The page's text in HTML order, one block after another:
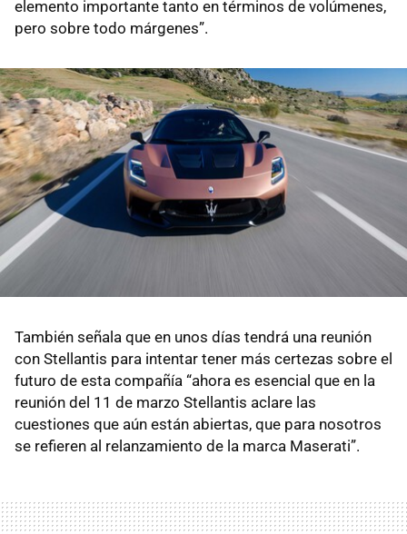
elemento importante tanto en términos de volúmenes,
pero sobre todo márgenes”.
También señala que en unos días tendrá una reunión
con Stellantis para intentar tener más certezas sobre el
futuro de esta compañía “ahora es esencial que en la
reunión del 11 de marzo Stellantis aclare las
cuestiones que aún están abiertas, que para nosotros
se refieren al relanzamiento de la marca Maserati”.